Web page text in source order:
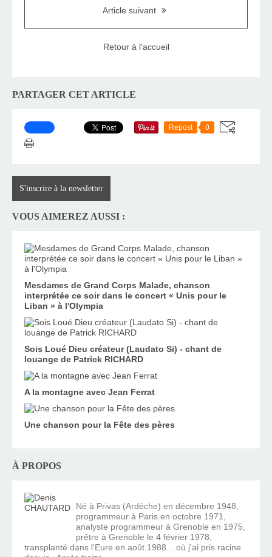
Article suivant
Retour à l'accueil
PARTAGER CET ARTICLE
Repost 0
S'inscrire à la newsletter
VOUS AIMEREZ AUSSI :
Mesdames de Grand Corps Malade, chanson
interprétée ce soir dans le concert « Unis pour le
Liban » à l'Olympia
Sois Loué Dieu créateur (Laudato Si) - chant de
louange de Patrick RICHARD
A la montagne avec Jean Ferrat
Une chanson pour la Fête des pères
À PROPOS
Né à Privas (Ardèche) en décembre 1948,
programmeur à Paris en octobre 1971,
analyste programmeur à Grenoble en 1975,
prêtre à Grenoble le 4 février 1978,
transplanté dans l'Eure en août 1988... où j'ai pris racine